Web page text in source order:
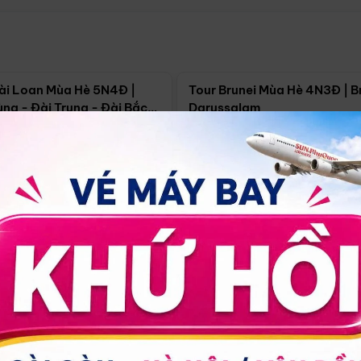
Loan Mùa Hè 5N4Đ |
- Đài Trung - Đài Bắc
18/09
Tour Brunei Mùa Hè 4N3Đ |
Darussalam
Hồ Chí Minh 4N3Đ
30/08 17/09 24/09
14.499.000đ Xem chi